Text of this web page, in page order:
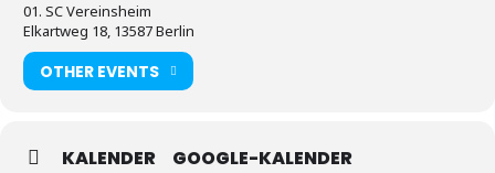
01. SC Vereinsheim
Elkartweg 18, 13587 Berlin
OTHER EVENTS
KALENDER GOOGLE-KALENDER